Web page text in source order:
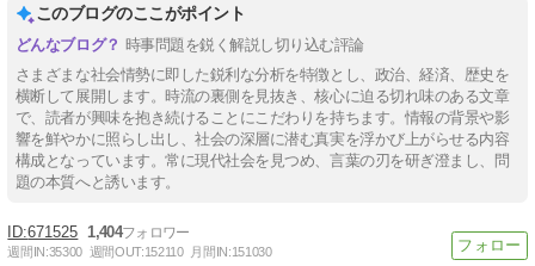
このブログのここがポイント
時事問題を鋭く解説し切り込む評論
さまざまな社会情勢に即した鋭利な分析を特徴とし、政治、経済、歴史を
横断して展開します。時流の裏側を見抜き、核心に迫る切れ味のある文章
で、読者が興味を抱き続けることにこだわりを持ちます。情報の背景や影
響を鮮やかに照らし出し、社会の深層に潜む真実を浮かび上がらせる内容
構成となっています。常に現代社会を見つめ、言葉の刃を研ぎ澄まし、問
題の本質へと誘います。
671525 1,404
週間IN:35300 週間OUT:152110 月間IN:151030